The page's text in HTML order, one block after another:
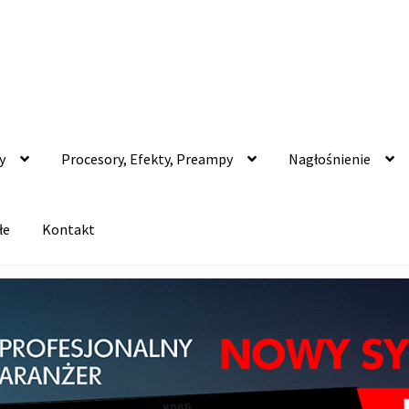
Procesory, Efekty, Preampy Nagłośnienie
Kontakt